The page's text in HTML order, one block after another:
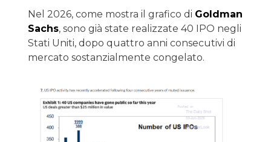
Nel 2026, come mostra il grafico di Goldman
Sachs, sono già state realizzate 40 IPO negli
Stati Uniti, dopo quattro anni consecutivi di
mercato sostanzialmente congelato.